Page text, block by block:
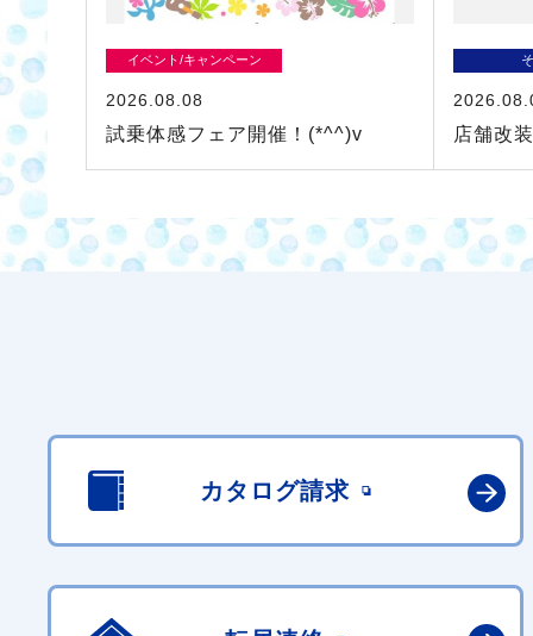
イベント/キャンペーン
2026.08.08
試乗体感フェア開催！(*^^)v 店舗改
カタログ請求